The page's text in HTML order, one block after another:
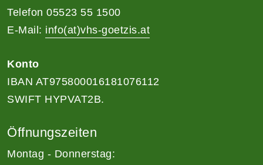
Telefon 05523 55 1500
E-Mail: info(at)vhs-goetzis.at
Konto
IBAN AT975800016181076112
SWIFT HYPVAT2B.
Öffnungszeiten
Montag - Donnerstag: